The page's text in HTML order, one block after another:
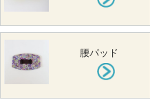
腰パッド